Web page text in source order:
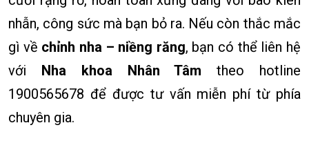
nhẫn, công sức mà bạn bỏ ra. Nếu còn thắc mắc
gì về chỉnh nha – niềng răng, bạn có thể liên hệ
với
Nha khoa Nhân Tâm theo hotline
1900565678 để được tư vấn miễn phí từ phía
chuyên gia.